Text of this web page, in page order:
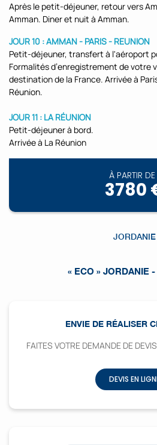
Après le petit-déjeuner, retour vers
Amman. Diner et nuit à Amman.
JOUR 10 : AMMAN - PARIS - REUNION
Petit-déjeuner, transfert à l'aéroport
Formalités d’enregistrement de votre
destination de la France. Arrivée à
Réunion.
JOUR 11 : LA RÉUNION
Petit-déjeuner à bord.
Arrivée à La Réunion
À PARTIR DE
3780
JORDANIE
« ECO » JORDANIE
ENVIE DE RÉALISER
FAITES VOTRE DEMANDE DE
DEVIS EN